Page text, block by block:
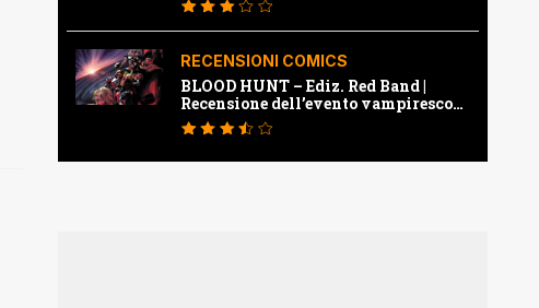
RECENSIONI COMICS
BLOOD HUNT – Ediz. Red Band |
Recensione dell’evento vampiresco
della Marvel